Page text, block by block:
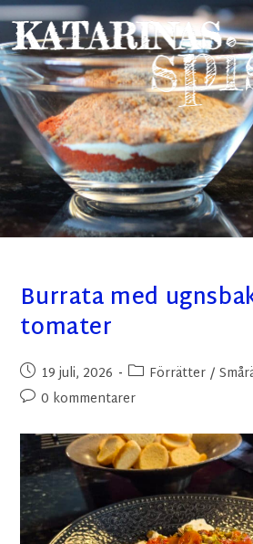
Burrata med
tomater
19 juli, 2026 Förrätter /
0 kommentarer